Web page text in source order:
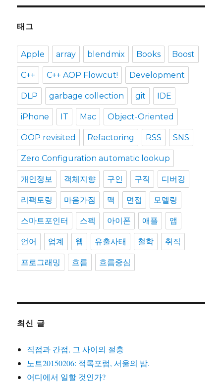
태그
Apple array blendmix Books Boost
C++ C++ AOP Flowcut! Development
DLP garbage collection git IDE
iPhone IT Mac Object-Oriented
OOP revisited Refactoring RSS SNS
Zero Configuration automatic lookup
개인정보 객체지향 구인 구직 디버깅
리팩토링 마음가짐 맥 면접 모델링
스마트포인터 스펙 아이폰 애플 앱
언어 업계 웹 유출사태 철학 취직
프로그래밍 흐름 흐름중심
최신 글
직접과 간접, 그 사이의 절충
노트20150206: 적록포럼, 서울의 밤.
어디에서 일할 것인가?